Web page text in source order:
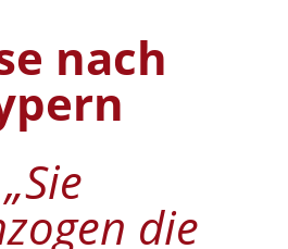
nach
„Sie
die